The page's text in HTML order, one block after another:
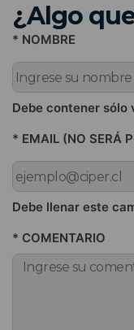
¿Algo
* NOMBRE
Debe contener
* EMAIL (NO SERÁ
Debe llenar este
* COMENTARIO